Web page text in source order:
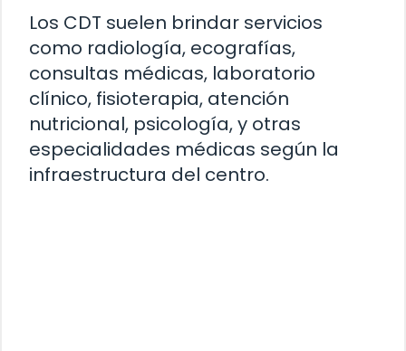
Los CDT suelen brindar servicios
como radiología, ecografías,
consultas médicas, laboratorio
clínico, fisioterapia, atención
nutricional, psicología, y otras
especialidades médicas según la
infraestructura del centro.